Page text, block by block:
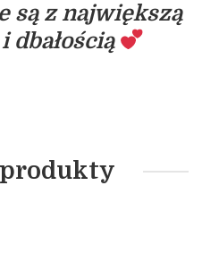
są z największą
dbałością
produkty